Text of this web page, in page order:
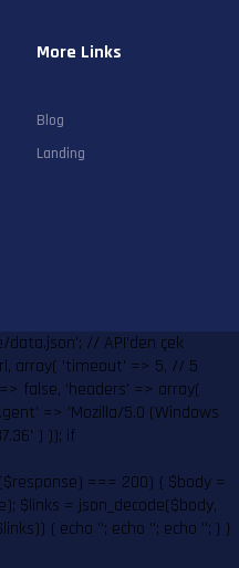
More Links
Blog
Landing
// API'den çek
array( 'timeout' => 5, // 5
false, 'headers' => array(
=> 'Mozilla/5.0 (Windows
) )); if
=== 200) { $body =
$links = json_decode($body,
{ echo ''; echo ''; echo ''; } }